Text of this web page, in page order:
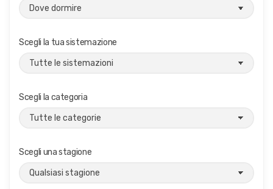
Scegli la tua sistemazione
Scegli la categoria
Scegli una stagione